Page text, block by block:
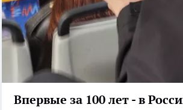
Впервые за 100 лет - в